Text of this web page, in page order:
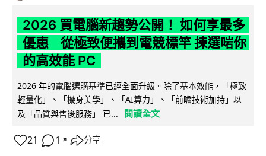
2026 買電腦新趨勢公開！ 如何享最多
優惠 從極致便攜到電競標竿 揀選啱你
的高效能 PC
2026 年的電腦選購基準已經全面升級。除了基本效能，「極致
輕量化」、「機身美學」、「AI算力」、「前瞻技術加持」以
及「品質與售後服務」 已...
閱讀全文
21 1 ↗ 分享